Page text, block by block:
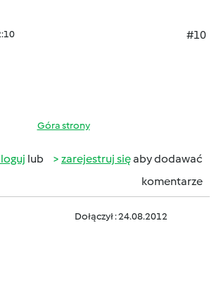
#10
Góra strony
lub zarejestruj sięaby dodawać
komentarze
Dołączył : 24.08.2012